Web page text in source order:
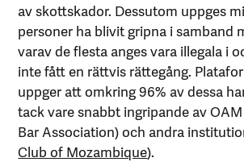
av skottskador. Dessutom uppges
personer ha blivit gripna i samband
varav de flesta anges vara illegala i
inte fått en rättvis rättegång.
uppger att omkring 96% av dessa
tack vare snabbt ingripande av
Bar Association) och andra
Club of Mozambique).